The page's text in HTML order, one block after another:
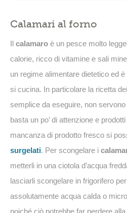
Calamari al forno
Il calamaro è un pesce molto
calorie, ricco di vitamine e sali
un regime alimentare dietetico ed
si cucina. In particolare la ricetta dei
semplice da eseguire, non
basta un po’ di attenzione e
mancanza di prodotto fresco si
surgelati. Per scongelare i
metterli in una ciotola d’acqua
lasciarli scongelare in frigorifero
assolutamente acqua calda o